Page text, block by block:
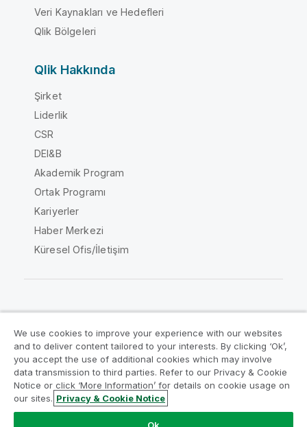
Veri Kaynakları ve Hedefleri
Qlik Bölgeleri
Qlik Hakkında
Şirket
Liderlik
CSR
DEI&B
Akademik Program
Ortak Programı
Kariyerler
Haber Merkezi
Küresel Ofis/İletişim
Yasal sözleşmeler
Ürün Koşulları
Legal Policies
Legal Policies
Kullanım koşulları
Ticari markalar
Do Not Share My Info
We use cookies to improve your experience with our websites
and to deliver content tailored to your interests. By clicking ‘Ok’,
you accept the use of additional cookies which may involve
data transmission to third parties. Refer to our Privacy & Cookie
Notice or click ‘More Information’ for details on cookie usage on
our sites. Privacy & Cookie Notice